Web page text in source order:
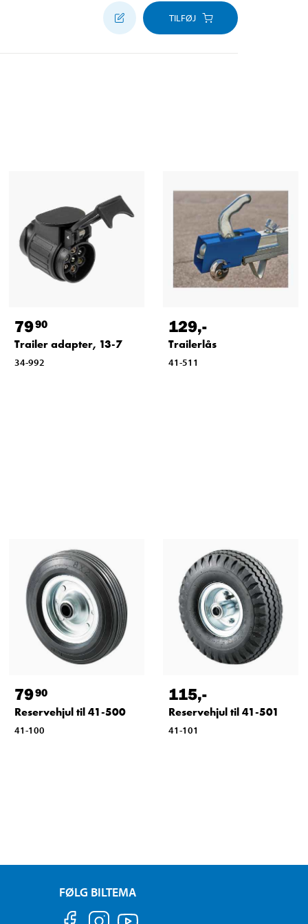
TILFØJ
7990
Trailer adapter, 13-7
34-992
129,-
Trailerlås
41-511
7990
Reservehjul til 41-500
41-100
115,-
Reservehjul til 41-501
41-101
FØLG BILTEMA